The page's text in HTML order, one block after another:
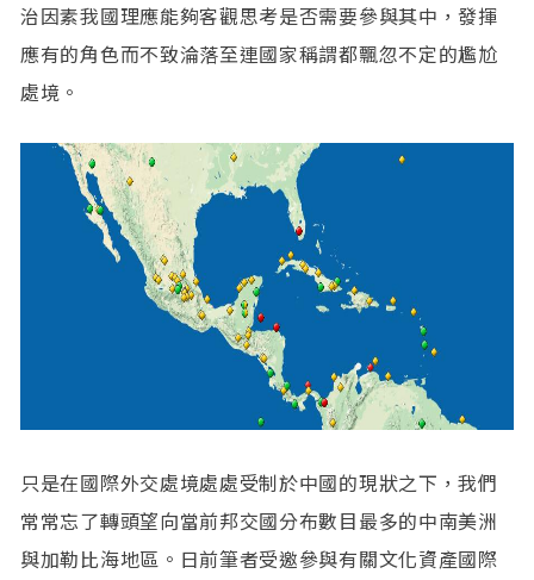
治因素我國理應能夠客觀思考是否需要參與其中，發揮
應有的角色而不致淪落至連國家稱謂都飄忽不定的尷尬
處境。
只是在國際外交處境處處受制於中國的現狀之下，我們
常常忘了轉頭望向當前邦交國分布數目最多的中南美洲
與加勒比海地區。日前筆者受邀參與有關文化資產國際